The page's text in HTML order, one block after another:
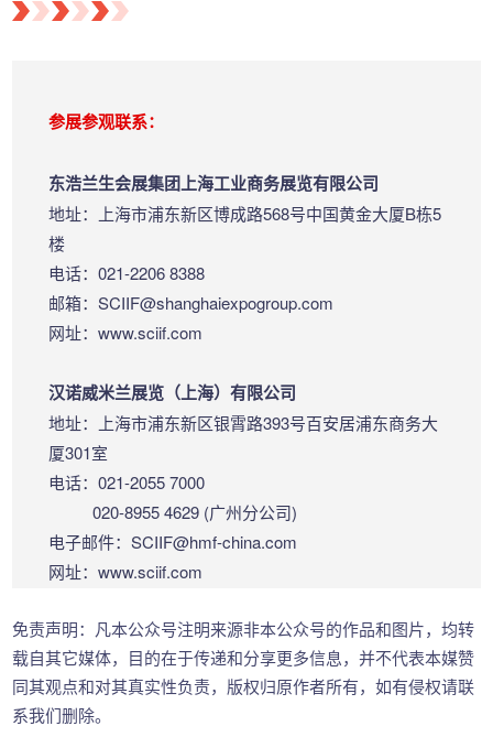
参展参观联系：
东浩兰生会展集团上海工业商务展览有限公司
地址：上海市浦东新区博成路568号中国黄金大厦B栋5
楼
电话：021-2206 8388
邮箱：SCIIF@shanghaiexpogroup.com
网址：www.sciif.com
汉诺威米兰展览（上海）有限公司
地址：上海市浦东新区银霄路393号百安居浦东商务大
厦301室
电话：021-2055 7000
020-8955 4629 (广州分公司)
电子邮件：SCIIF@hmf-china.com
网址：www.sciif.com
免责声明： 凡本公众号注明来源非本公众号的作品和图片，均转
载自其它媒体，目的在于传递和分享更多信息，并不代表本媒赞
同其观点和对其真实性负责，版权归原作者所有，如有侵权请联
系我们删除。